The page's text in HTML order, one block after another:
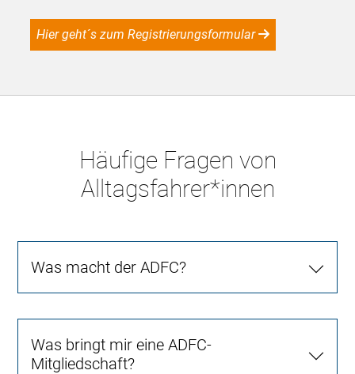
Hier geht´s zum Registrierungsformular
Häufige Fragen von
Alltagsfahrer*innen
Was macht der ADFC?
Was bringt mir eine ADFC-
Mitgliedschaft?